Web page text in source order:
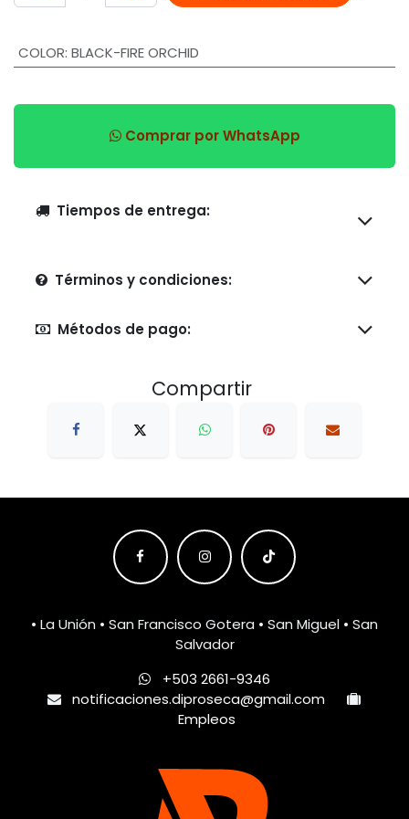
COLOR: BLACK-FIRE ORCHID
Comprar por WhatsApp
Tiempos de entrega:
Términos y condiciones:
Métodos de pago:
Compartir
• La Unión • San Francisco Gotera • San Miguel • San
Salvador
+503 2661-9346
notificaciones.diproseca@gmail.com
Empleos